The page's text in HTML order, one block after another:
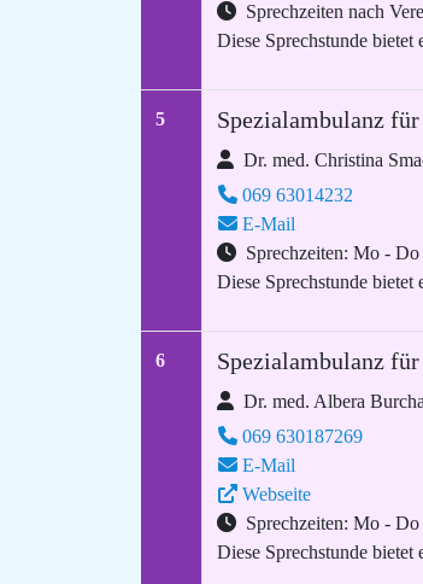
Sprechzeiten nach
Diese Sprechstunde bietet
5 Spezialambulanz
Dr. med. Christina
069 63014232
E-Mail
Sprechzeiten: Mo -
Diese Sprechstunde bietet
6 Spezialambulanz
Dr. med. Albera
069 630187269
E-Mail
Webseite
Sprechzeiten: Mo -
Diese Sprechstunde bietet